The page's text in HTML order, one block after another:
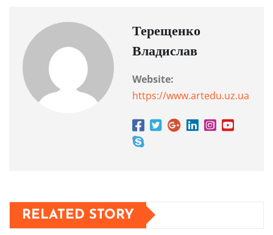
Терещенко
Владислав
Website:
https://www.artedu.uz.ua
RELATED STORY